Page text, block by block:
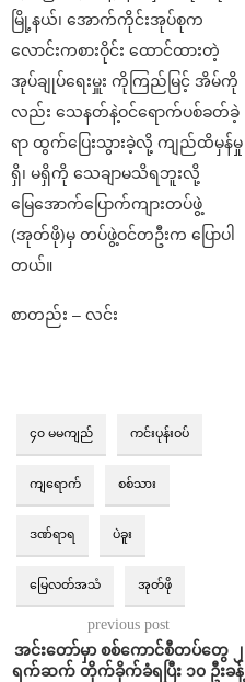
မြို့နယ်၊ အောက်ကိုင်းအုပ်စုက
လောင်းကစားဝိုင်း ထောင်ထားတဲ့
အုပ်ချုပ်ရေးမှူး ကိုကြည်မြင့် အိမ်ကို
လည်း သေနတ်နဲ့ဝင်ရောက်ပစ်ခတ်ခဲ့
ရာ ထွက်ပြေးသွားခဲ့လို့ ကျည်ထိမှန်မှု
ရှိ၊ မရှိကို သေချာမသိရဘူးလို့
မြေအောက်ပြောက်ကျားတပ်ဖွဲ့
(အုတ်ဖို)မှ တပ်ဖွဲ့ဝင်တဦးက ပြောပါ
တယ်။
စာတည်း – လင်း
၄၀ မမကျည် ကင်းပုန်းဝပ်
ကျရောက် စစ်သား
ဒဏ်ရာရ ပဲခူး
မြေလတ်အသံ အုတ်ဖို
previous post
အင်းတော်မှာ စစ်ကောင်စီတပ်တွေ ၂
ရက်ဆက် တိုက်ခိုက်ခံရပြီး ၁၀ ဦးခန့်